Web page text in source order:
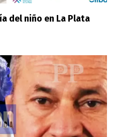
del niño en La Plata